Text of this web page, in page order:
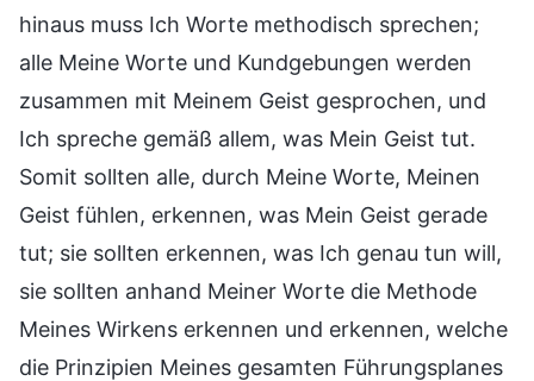
hinaus muss Ich Worte methodisch sprechen;
alle Meine Worte und Kundgebungen werden
zusammen mit Meinem Geist gesprochen, und
Ich spreche gemäß allem, was Mein Geist tut.
Somit sollten alle, durch Meine Worte, Meinen
Geist fühlen, erkennen, was Mein Geist gerade
tut; sie sollten erkennen, was Ich genau tun will,
sie sollten anhand Meiner Worte die Methode
Meines Wirkens erkennen und erkennen, welche
die Prinzipien Meines gesamten Führungsplanes